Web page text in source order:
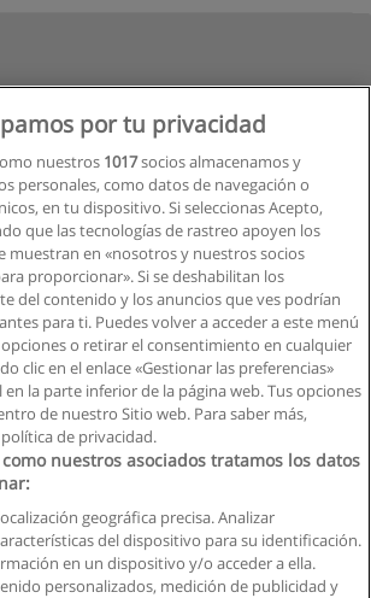
Reglas de uso
por tu privacidad
nuestros 1017socios almacenamos y
personales, como datos de navegación o
en tu dispositivo. Si seleccionas Acepto,
que las tecnologías de rastreo apoyen los
muestran en «nosotros y nuestros socios
proporcionar». Si se deshabilitan los
del contenido y los anuncios que ves podrían
para ti. Puedes volver a acceder a este menú
o retirar el consentimiento en cualquier
clic en el enlace «Gestionar las preferencias»
en la parte inferior de la página web. Tus opciones
de nuestro Sitio web. Para saber más,
de privacidad.
nuestros asociados tratamos los datos
geográfica precisa. Analizar
del dispositivo para su identificación.
en un dispositivo y/o acceder a ella.
personalizados, medición de publicidad y